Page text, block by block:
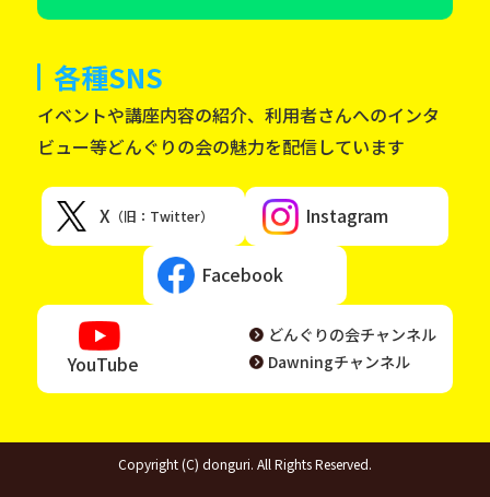
各種SNS
イベントや講座内容の紹介、利用者さんへのインタ
ビュー等どんぐりの会の魅力を配信しています
X （旧：Twitter） Instagram
Facebook
YouTube
どんぐりの会チャンネル
Dawningチャンネル
Copyright (C) donguri. All Rights Reserved.